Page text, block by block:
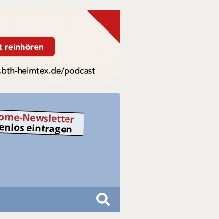
Newsletter
eintragen
S